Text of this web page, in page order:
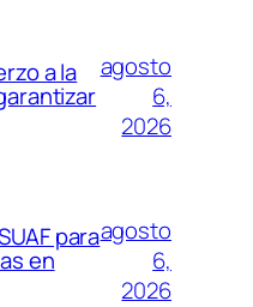
a la
agosto
6,
2026
para
en
agosto
6,
2026